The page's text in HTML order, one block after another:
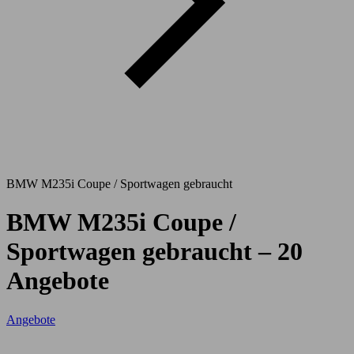
BMW M235i Coupe / Sportwagen gebraucht
BMW M235i Coupe /
Sportwagen gebraucht – 20
Angebote
Angebote